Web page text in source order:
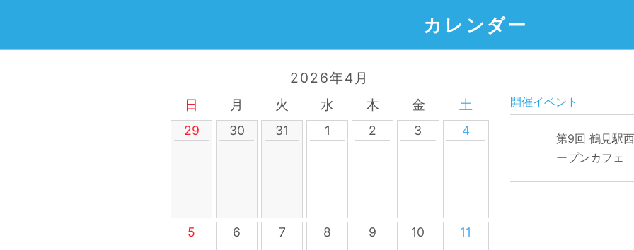
カレンダー
2026年4月
日
月 火 水 木 金 土
29 30 31 1 2 3 4
5 6 7 8 9 10 11
開催イベント
第9回 鶴見駅
ープンカフェ